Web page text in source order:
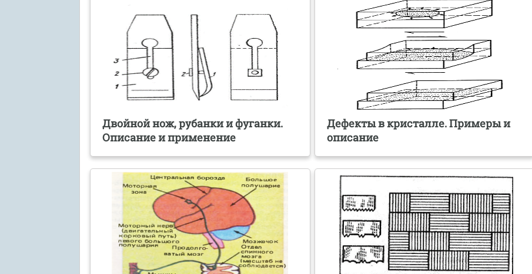
Двойной нож, рубанки и фуганки.
Описание и применение
Дефекты в кристалле. Примеры и
описание